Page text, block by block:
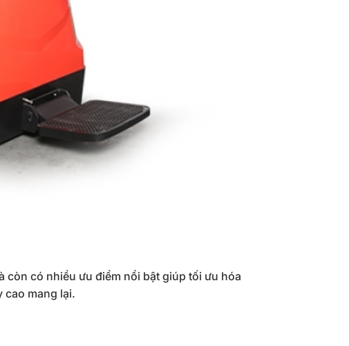
còn có nhiều ưu điểm nổi bật giúp tối ưu hóa
cao mang lại.